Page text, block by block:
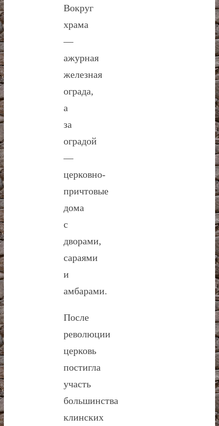
Вокруг
храма
—
ажурная
железная
ограда,
а
за
оградой
—
церковно-
причтовые
дома
с
дворами,
сараями
и
амбарами.
После
революции
церковь
постигла
участь
большинства
клинских